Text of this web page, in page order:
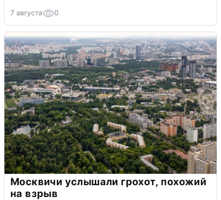
7 августа 0
Москвичи услышали грохот, похожий
на взрыв